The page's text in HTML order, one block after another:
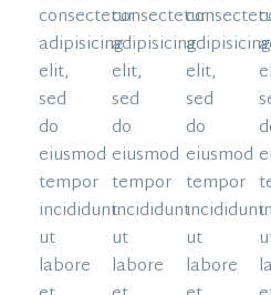
consectetur
adipisicing
elit,
sed
do
eiusmod
tempor
incididunt
ut
labore
consectetur
adipisicing
elit,
sed
do
eiusmod
tempor
incididunt
ut
labore
adipisicing
elit,
sed
do
eiusmod
tempor
incididunt
ut
labore